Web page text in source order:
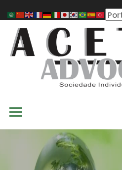
to
content